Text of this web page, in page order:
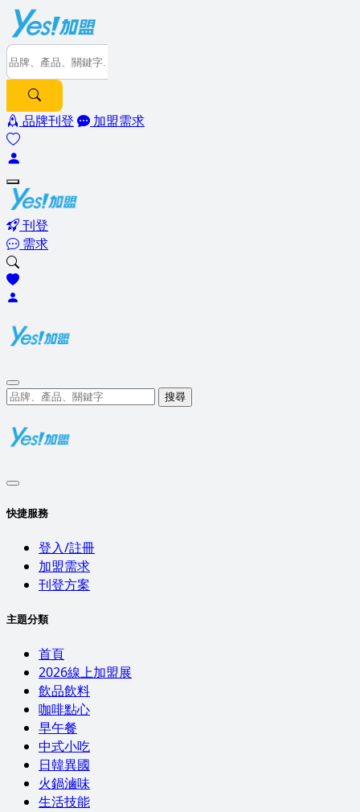
品牌刊登 加盟需求
刊登
需求
搜尋
快捷服務
登入/註冊
加盟需求
刊登方案
主題分類
首頁
2026線上加盟展
飲品飲料
咖啡點心
早午餐
中式小吃
日韓異國
火鍋滷味
生活技能